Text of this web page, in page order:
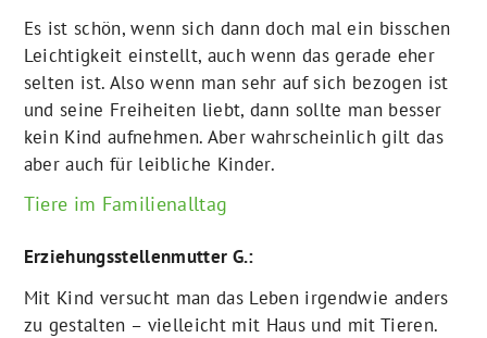
Es ist schön, wenn sich dann doch mal ein bisschen
Leichtigkeit einstellt, auch wenn das gerade eher
selten ist. Also wenn man sehr auf sich bezogen ist
und seine Freiheiten liebt, dann sollte man besser
kein Kind aufnehmen. Aber wahrscheinlich gilt das
aber auch für leibliche Kinder.
Tiere im Familienalltag
Erziehungsstellenmutter G.:
Mit Kind versucht man das Leben irgendwie anders
zu gestalten – vielleicht mit Haus und mit Tieren.